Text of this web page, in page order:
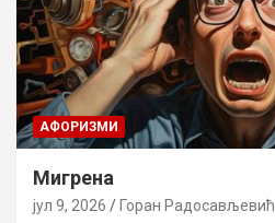
AФОРИЗМИ
Мигрена
јул 9, 2026 Горан Радосављевић